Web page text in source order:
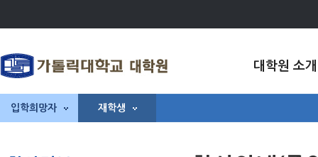
대학원 소개
입학희망자 재학생